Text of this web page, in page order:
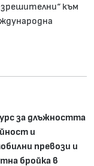
към
за длъжността
и
превози и
бройкa в